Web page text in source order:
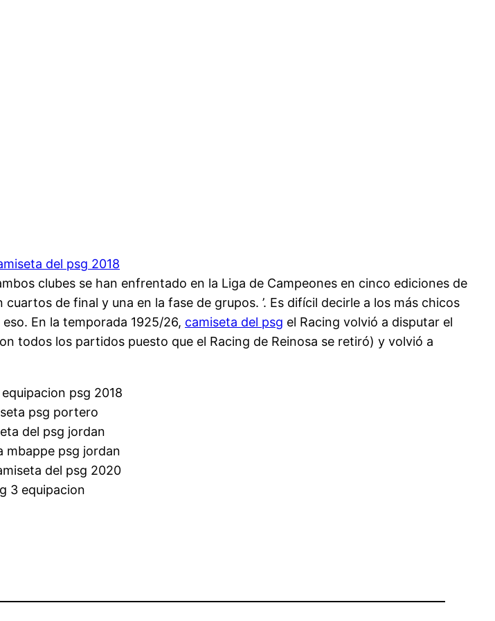
clubes se han enfrentado en la Liga de Campeones en cinco ediciones de
cuartos de final y una en la fase de grupos. ’. Es difícil decirle a los más chicos
En la temporada 1925/26, camiseta del psg el Racing volvió a disputar el
todos los partidos puesto que el Racing de Reinosa se retiró) y volvió a